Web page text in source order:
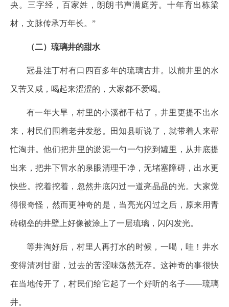
央。三字经，百家姓，朗朗书声满庭芳。十年育出栋梁
材，文脉传承万年长。”
（二）琉璃井的甜水
冠县洼丁村有口四百多年的琉璃古井。以前井里的水
又苦又咸，喝起来涩涩的，大家都不爱喝。
有一年大旱，村里的小溪都干枯了，井里更提不出水
来，村民们围着老井发愁。田知县听说了，就带着人来帮
忙淘井。他们把井里的淤泥一勺一勺挖到罐里，从井底提
出来，把井下冒水的泉眼清理干净，无堵塞障碍，出水更
快些。挖着挖着，忽然井底闪过一道亮晶晶的光。大家觉
得很奇怪，然而更神奇的是，当亮光闪过之后，原来用青
砖砌垒的井壁上好像被涂上了一层琉璃，闪闪发光。
等井淘好后，村里人再打水的时候，一喝，哇！井水
变得清冽甘甜，过去的苦涩味荡然无存。这神奇的事很快
在当地传开了，村民们给它起了一个好听的名子——琉璃
井。